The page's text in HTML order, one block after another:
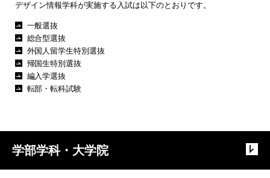
デザイン情報学科が実施する入試は以下のとおりです。
一般選抜
総合型選抜
外国人留学生特別選抜
帰国生特別選抜
編入学選抜
転部・転科試験
学部学科・大学院